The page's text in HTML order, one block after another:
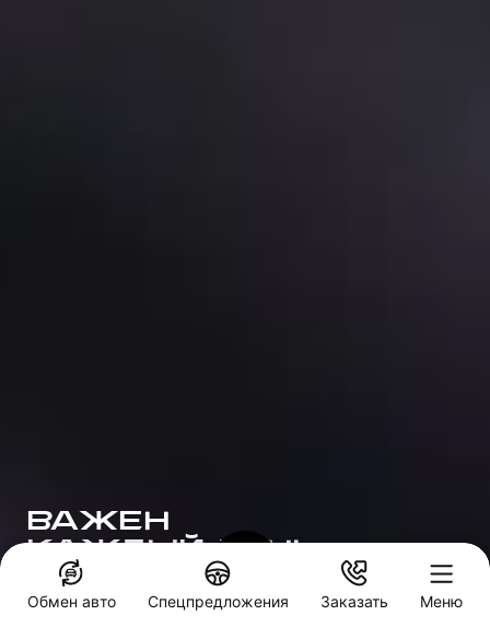
ВАЖЕН
ФИЛОСОФИЯ БРЕНДА HAVAL, В ОСНОВЕ
КОТОРОЙ ЛЮДИ. ИХ ЭМОЦИИ, ЧУВСТВА
Обмен авто Спецпредложения Заказать Меню